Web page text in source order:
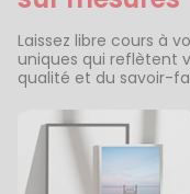
Laissez libre cours à
uniques qui reflètent
qualité et du savoir-